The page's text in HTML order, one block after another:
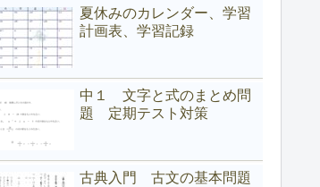
夏休みのカレンダー、学習
計画表、学習記録
中１ 文字と式のまとめ問
題 定期テスト対策
古典入門 古文の基本問題